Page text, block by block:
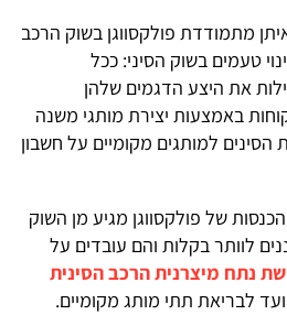
מתמודדת פולקסווגן בשוק הרכב
טעמים בשוק הסיני: ככל
את היצע הדגמים שלהן
באמצעות יצירת מותגי משנה
הסינים למותגים מקומיים על חשבון
של פולקסווגן מגיע מן השוק
לוותר בקלות והם עובדים על
נתח מיצרנית הרכב הסינית
לבריאת תתי מותג מקומיים.